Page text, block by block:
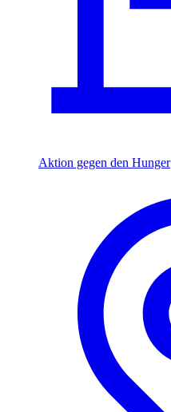
Aktion gegen den Hunger